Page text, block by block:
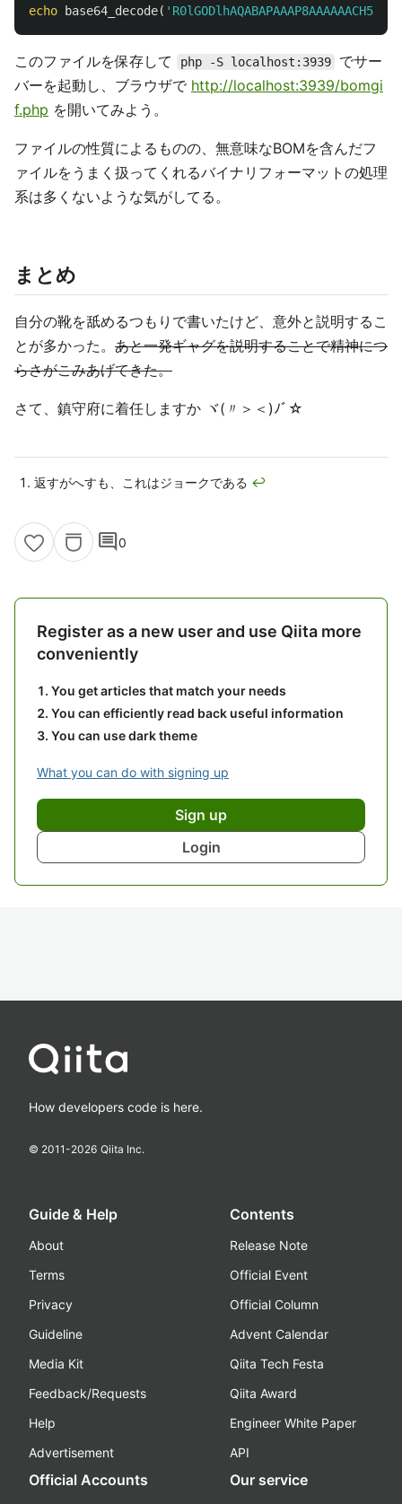
echo
base64_decode(
このファイルを保存して php -S localhost:3939
でサー
バーを起動し、ブラウザで http://localhost:3939/bomgi
f.php を開いてみよう。
ファイルの性質によるものの、無意味なBOMを含んだフ
ァイルをうまく扱ってくれるバイナリフォーマットの処理
系は多くないような気がしてる。
まとめ
自分の靴を舐めるつもりで書いたけど、意外と説明するこ
とが多かった。 あと一発ギャグを説明することで精神につ
らさがこみあげてきた。
さて、鎮守府に着任しますか ヾ(〃＞＜)ﾉﾞ☆
返すがへすも、これはジョークである ↩
comment0
Register as a new user and use Qiita more
conveniently
You get articles that match your needs
You can efficiently read back useful information
You can use dark theme
What you can do with signing up
Sign up
Login
How developers code is here.
© 2011-2026 Qiita Inc.
Guide & Help
About
Terms
Privacy
Guideline
Media Kit
Feedback/Requests
Help
Advertisement
Contents
Release Note
Official Event
Official Column
Advent Calendar
Qiita Tech Festa
Qiita Award
Engineer White Paper
API
Official Accounts Our service